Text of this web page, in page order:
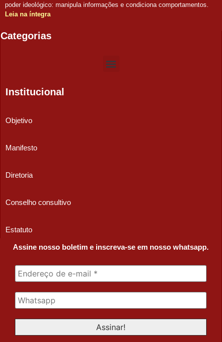
poder ideológico: manipula informações e condiciona comportamentos.
Leia na íntegra
Categorias
Institucional
Objetivo
Manifesto
Diretoria
Conselho consultivo
Estatuto
Assine nosso boletim e inscreva-se em nosso whatsapp.